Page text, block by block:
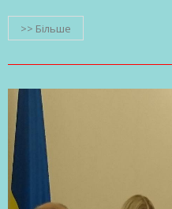
>> Більше